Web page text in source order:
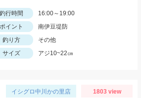
釣行時間
16:00～19:00
ポイント
南伊豆堤防
釣り方
その他
サイズ アジ10~22㎝
イシグロ中川かの里店 1803 view